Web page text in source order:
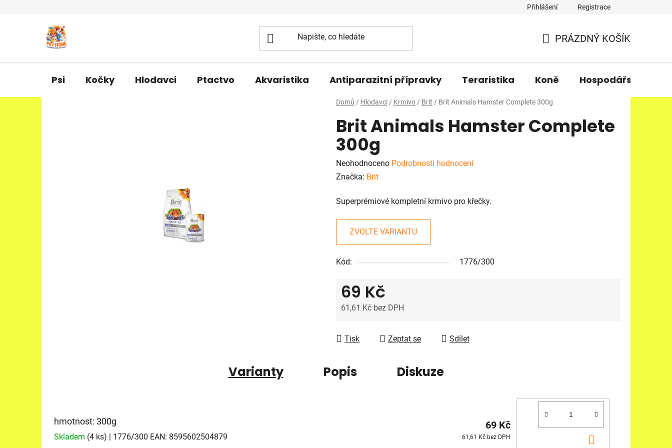
Přihlášení Registrace
KOŠÍK
PRÁZDNÝ KOŠÍK
Psi Kočky Hlodavci Ptactvo Akvaristika Antiparazitní přípravky Teraristika Koně Hospodářská
Domů / Hlodavci / Krmivo / Brit / Brit Animals Hamster Complete 300g
Brit Animals Hamster Complete
300g
Průměrné
hodnocení
je
5
hvězdiček.
Neohodnoceno Podrobnosti hodnocení
Značka: Brit
Superprémiové kompletní krmivo pro křečky.
ZVOLTE VARIANTU
Kód: 1776/300
69 Kč
61,61 Kč bez DPH
Tisk
Zeptat se Sdílet
Varianty Popis Diskuze
hmotnost: 300g
Skladem (4 ks) | 1776/300 EAN: 8595602504879
69 Kč
61,61 Kč bez DPH